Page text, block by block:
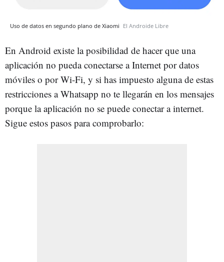
Uso de datos en segundo plano de Xiaomi El Androide Libre
En Android existe la posibilidad de hacer que una
aplicación no pueda conectarse a Internet por datos
móviles o por Wi-Fi, y si has impuesto alguna de estas
restricciones a Whatsapp no te llegarán en los mensajes
porque la aplicación no se puede conectar a internet.
Sigue estos pasos para comprobarlo: